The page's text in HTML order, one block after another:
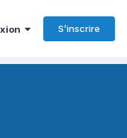
S’inscrire